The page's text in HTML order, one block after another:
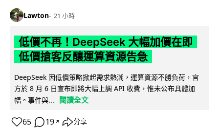
Lawton 21 小時
低價不再！DeepSeek 大幅加價在即
低價搶客反釀運算資源告急
DeepSeek 因低價策略掀起需求熱潮，運算資源不勝負荷，官
方於 8 月 6 日宣布即將大幅上調 API 收費，惟未公布具體加
幅。事件與...
閱讀全文
65 19 ↗ 分享